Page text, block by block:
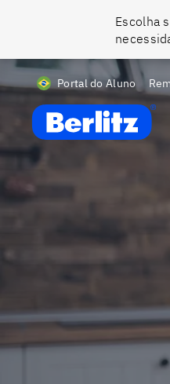
Escolha
Portal do Aluno
Berlitz BR